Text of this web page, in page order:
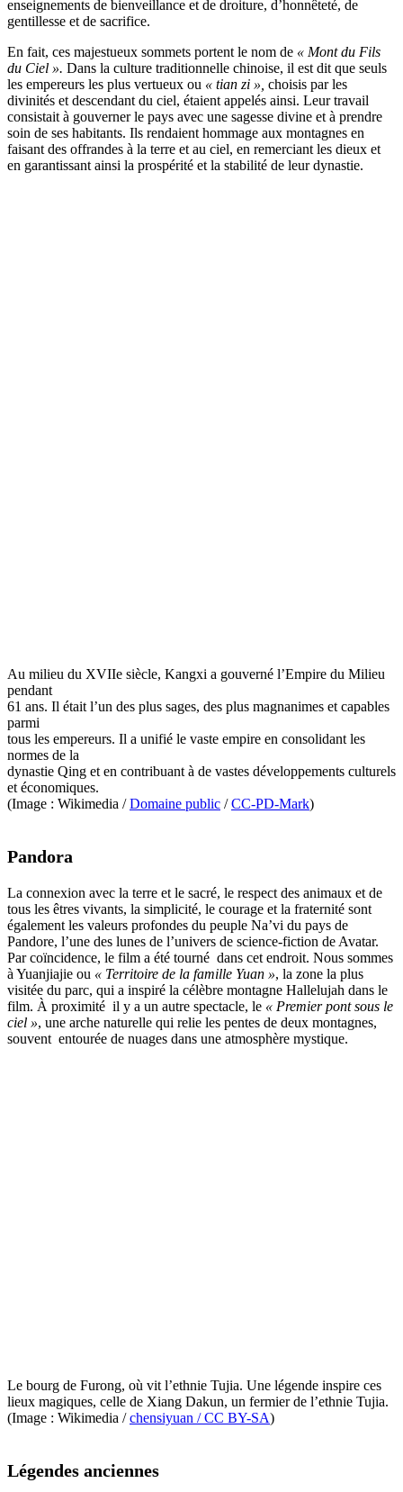
enseignements de bienveillance et de droiture, d’honnêteté, de
gentillesse et de sacrifice.
En fait, ces majestueux sommets portent le nom de « Mont du Fils
du Ciel ». Dans la culture traditionnelle chinoise, il est dit que seuls
les empereurs les plus vertueux ou « tian zi », choisis par les
divinités et descendant du ciel, étaient appelés ainsi. Leur travail
consistait à gouverner le pays avec une sagesse divine et à prendre
soin de ses habitants. Ils rendaient hommage aux montagnes en
faisant des offrandes à la terre et au ciel, en remerciant les dieux et
en garantissant ainsi la prospérité et la stabilité de leur dynastie.
Au milieu du XVIIe siècle, Kangxi a gouverné l’Empire du Milieu
pendant
61 ans. Il était l’un des plus sages, des plus magnanimes et capables
parmi
tous les empereurs. Il a unifié le vaste empire en consolidant les
normes de la
dynastie Qing et en contribuant à de vastes développements culturels
et économiques.
(Image : Wikimedia /Domaine public /CC-PD-Mark)
Pandora
La connexion avec la terre et le sacré, le respect des animaux et de
tous les êtres vivants, la simplicité, le courage et la fraternité sont
également les valeurs profondes du peuple Na’vi du pays de
Pandore, l’une des lunes de l’univers de science-fiction de Avatar.
Par coïncidence, le film a été tourné dans cet endroit. Nous sommes
à Yuanjiajie ou « Territoire de la famille Yuan », la zone la plus
visitée du parc, qui a inspiré la célèbre montagne Hallelujah dans le
film. À proximité il y a un autre spectacle, le « Premier pont sous le
ciel », une arche naturelle qui relie les pentes de deux montagnes,
souvent entourée de nuages dans une atmosphère mystique.
Le bourg de Furong, où vit l’ethnie Tujia. Une légende inspire ces
lieux magiques, celle de Xiang Dakun, un fermier de l’ethnie Tujia.
(Image : Wikimedia /chensiyuan / CC BY-SA)
Légendes anciennes